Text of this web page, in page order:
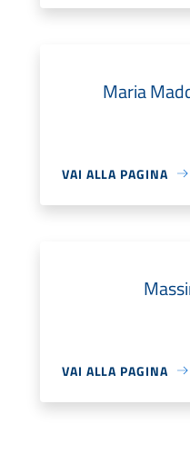
Maria
VAI ALLA PAGINA
VAI ALLA PAGINA